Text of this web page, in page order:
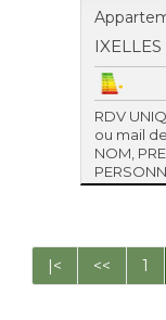
IXELLES
RDV
ou mail
NOM,
|< << 1